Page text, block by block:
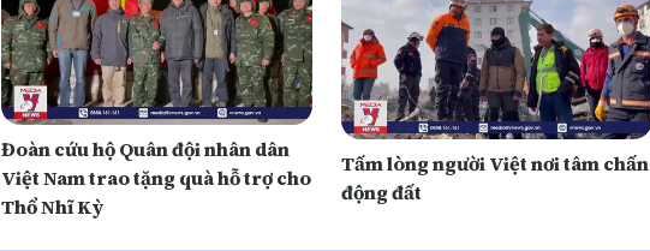
Đoàn cứu hộ Quân đội nhân dân
Việt Nam trao tặng quà hỗ trợ cho
Thổ Nhĩ Kỳ
Tấm lòng người Việt nơi tâm chấn
động đất